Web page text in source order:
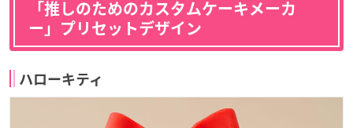
「推しのためのカスタムケーキメーカ
ー」プリセットデザイン
ハローキティ